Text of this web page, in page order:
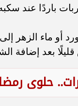
باردًا عند
أو ماء الزهر
بعد إضافة
حلوى